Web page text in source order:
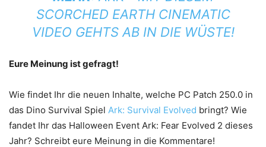
SCORCHED EARTH CINEMATIC
VIDEO GEHTS AB IN DIE WÜSTE!
Eure Meinung ist gefragt!
Wie findet Ihr die neuen Inhalte, welche PC Patch 250.0 in
das Dino Survival Spiel Ark: Survival Evolved bringt? Wie
fandet Ihr das Halloween Event Ark: Fear Evolved 2 dieses
Jahr? Schreibt eure Meinung in die Kommentare!